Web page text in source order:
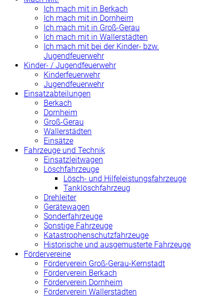
Ich mach mit in Berkach
Ich mach mit in Dornheim
Ich mach mit in Groß-Gerau
Ich mach mit in Wallerstädten
Ich mach mit bei der Kinder- bzw.
Jugendfeuerwehr
Kinder- / Jugendfeuerwehr
Kinderfeuerwehr
Jugendfeuerwehr
Einsatzabteilungen
Berkach
Dornheim
Groß-Gerau
Wallerstädten
Einsätze
Fahrzeuge und Technik
Einsatzleitwagen
Löschfahrzeuge
Lösch- und Hilfeleistungsfahrzeuge
Tanklöschfahrzeug
Drehleiter
Gerätewagen
Sonderfahrzeuge
Sonstige Fahrzeuge
Katastrophenschutzfahrzeuge
Historische und ausgemusterte Fahrzeuge
Fördervereine
Förderverein Groß-Gerau-Kernstadt
Förderverein Berkach
Förderverein Dornheim
Förderverein Wallerstädten